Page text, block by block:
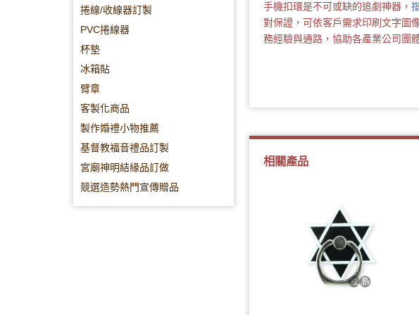
捲線/收線器訂製
PVC捲線器
杯墊
冰箱貼
臂章
客製化商品
製作婚禮小物推薦
基督教福音禮品訂製
宮廟神明結緣品訂做
競選造勢熱門宣傳贈品
手機扣環是不可或缺的追劇神器，
對保證，可依客戶需求印刷文字圖
務經驗與通路，協助各產業公司團
相關產品